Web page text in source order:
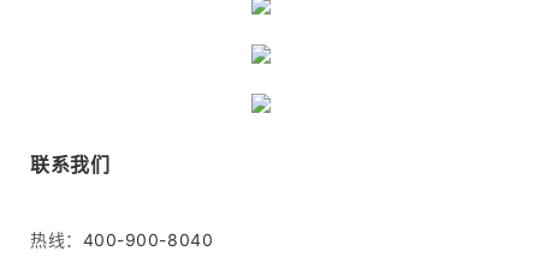
联系我们
热线： 400-900-8040